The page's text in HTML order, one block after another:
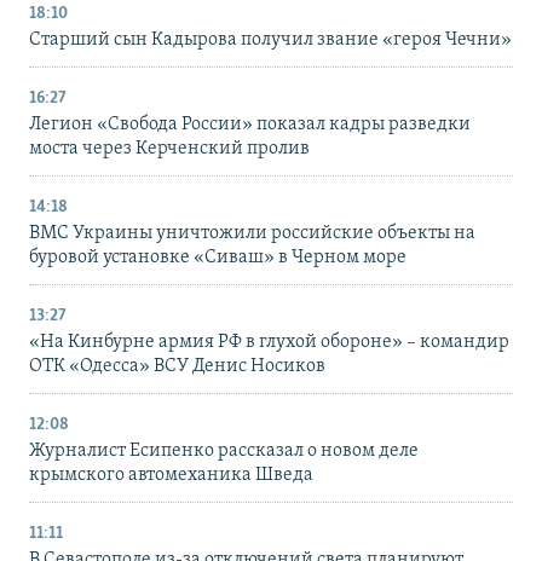
18:10
Старший сын Кадырова получил звание «героя Чечни»
16:27
Легион «Свобода России» показал кадры разведки
моста через Керченский пролив
14:18
ВМС Украины уничтожили российские объекты на
буровой установке «Сиваш» в Черном море
13:27
«На Кинбурне армия РФ в глухой обороне» – командир
ОТК «Одесса» ВСУ Денис Носиков
12:08
Журналист Есипенко рассказал о новом деле
крымского автомеханика Шведа
11:11